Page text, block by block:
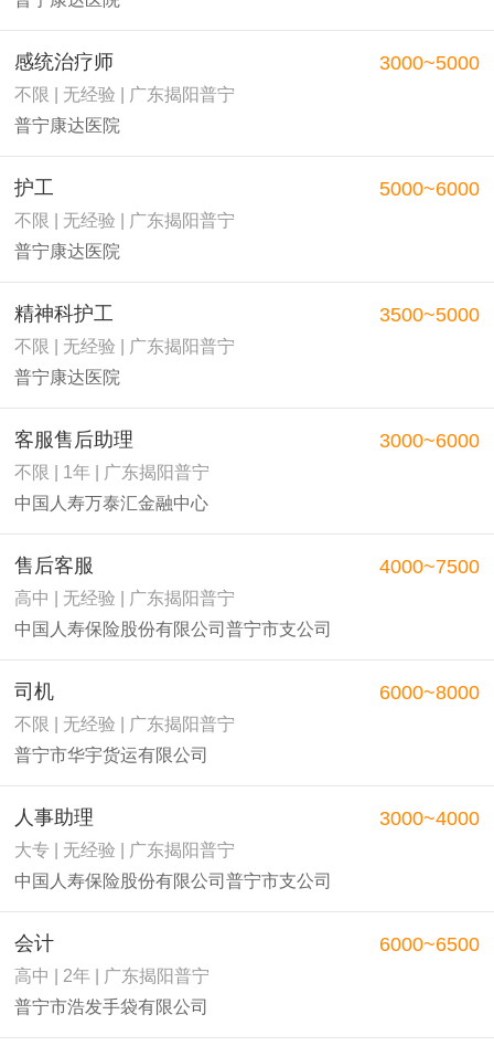
感统治疗师
不限 | 无经验 | 广东揭阳普宁
普宁康达医院
3000~5000
护工
不限 | 无经验 | 广东揭阳普宁
普宁康达医院
5000~6000
精神科护工
不限 | 无经验 | 广东揭阳普宁
普宁康达医院
3500~5000
客服售后助理
不限 | 1年 | 广东揭阳普宁
中国人寿万泰汇金融中心
3000~6000
售后客服
高中 | 无经验 | 广东揭阳普宁
中国人寿保险股份有限公司普宁市支公司
4000~7500
司机
不限 | 无经验 | 广东揭阳普宁
普宁市华宇货运有限公司
6000~8000
人事助理
大专 | 无经验 | 广东揭阳普宁
中国人寿保险股份有限公司普宁市支公司
3000~4000
会计
高中 | 2年 | 广东揭阳普宁
普宁市浩发手袋有限公司
6000~6500